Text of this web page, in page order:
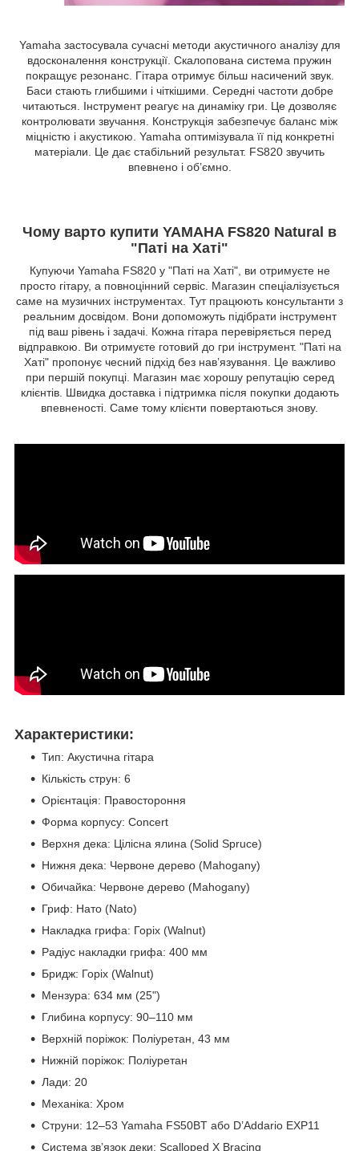
Yamaha застосувала сучасні методи акустичного аналізу для
вдосконалення конструкції. Скалопована система пружин
покращує резонанс. Гітара отримує більш насичений звук.
Баси стають глибшими і чіткішими. Середні частоти добре
читаються. Інструмент реагує на динаміку гри. Це дозволяє
контролювати звучання. Конструкція забезпечує баланс між
міцністю і акустикою. Yamaha оптимізувала її під конкретні
матеріали. Це дає стабільний результат. FS820 звучить
впевнено і об’ємно.
Чому варто купити YAMAHA FS820 Natural в
"Паті на Хаті"
Купуючи Yamaha FS820 у "Паті на Хаті", ви отримуєте не
просто гітару, а повноцінний сервіс. Магазин спеціалізується
саме на музичних інструментах. Тут працюють консультанти з
реальним досвідом. Вони допоможуть підібрати інструмент
під ваш рівень і задачі. Кожна гітара перевіряється перед
відправкою. Ви отримуєте готовий до гри інструмент. "Паті на
Хаті" пропонує чесний підхід без нав’язування. Це важливо
при першій покупці. Магазин має хорошу репутацію серед
клієнтів. Швидка доставка і підтримка після покупки додають
впевненості. Саме тому клієнти повертаються знову.
Характеристики:
Тип: Акустична гітара
Кількість струн: 6
Орієнтація: Правостороння
Форма корпусу: Concert
Верхня дека: Цілісна ялина (Solid Spruce)
Нижня дека: Червоне дерево (Mahogany)
Обичайка: Червоне дерево (Mahogany)
Гриф: Нато (Nato)
Накладка грифа: Горіх (Walnut)
Радіус накладки грифа: 400 мм
Бридж: Горіх (Walnut)
Мензура: 634 мм (25")
Глибина корпусу: 90–110 мм
Верхній поріжок: Поліуретан, 43 мм
Нижній поріжок: Поліуретан
Лади: 20
Механіка: Хром
Струни: 12–53 Yamaha FS50BT або D’Addario EXP11
Система зв’язок деки: Scalloped X Bracing